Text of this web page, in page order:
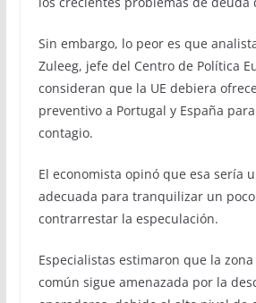
Sin embargo, lo peor es que
Zuleeg, jefe del Centro de Política
consideran que la UE debiera
preventivo a Portugal y España
contagio.
El economista opinó que esa sería
adecuada para tranquilizar un
contrarrestar la especulación.
Especialistas estimaron que la
común sigue amenazada por la